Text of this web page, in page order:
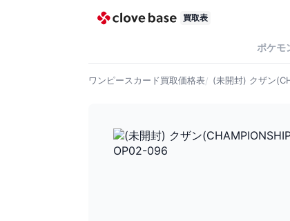
買取表
ポケモ
ワンピースカード買取価格表 (未開封) クザン